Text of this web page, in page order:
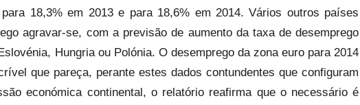
18,3% em 2013 e para 18,6% em 2014. Vários outros países
agravar-se, com a previsão de aumento da taxa de desemprego
Hungria ou Polónia. O desemprego da zona euro para 2014
que pareça, perante estes dados contundentes que configuram
económica continental, o relatório reafirma que o necessário é